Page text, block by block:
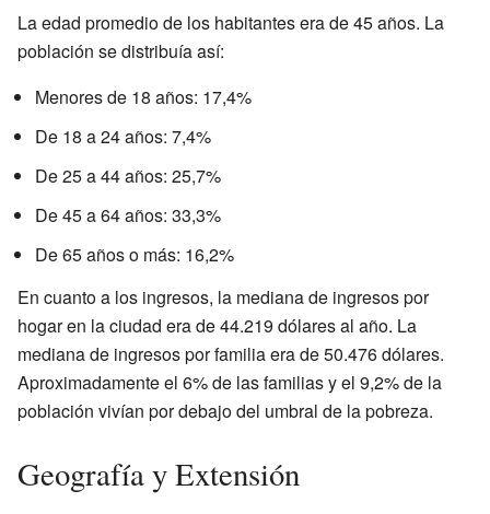
La edad promedio de los habitantes era de 45 años. La
población se distribuía así:
Menores de 18 años: 17,4%
De 18 a 24 años: 7,4%
De 25 a 44 años: 25,7%
De 45 a 64 años: 33,3%
De 65 años o más: 16,2%
En cuanto a los ingresos, la mediana de ingresos por
hogar en la ciudad era de 44.219 dólares al año. La
mediana de ingresos por familia era de 50.476 dólares.
Aproximadamente el 6% de las familias y el 9,2% de la
población vivían por debajo del umbral de la pobreza.
Geografía y Extensión